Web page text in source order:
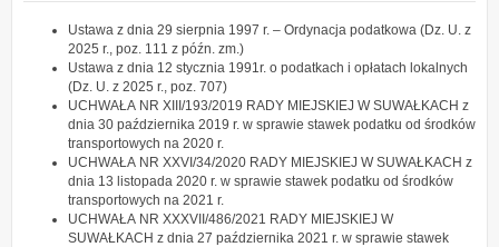
Ustawa z dnia 29 sierpnia 1997 r. – Ordynacja podatkowa (Dz. U. z
2025 r., poz. 111 z późn. zm.)
Ustawa z dnia 12 stycznia 1991r. o podatkach i opłatach lokalnych
(Dz. U. z 2025 r., poz. 707)
UCHWAŁA NR XIII/193/2019 RADY MIEJSKIEJ W SUWAŁKACH z
dnia 30 października 2019 r. w sprawie stawek podatku od środków
transportowych na 2020 r.
UCHWAŁA NR XXVI/34/2020 RADY MIEJSKIEJ W SUWAŁKACH z
dnia 13 listopada 2020 r. w sprawie stawek podatku od środków
transportowych na 2021 r.
UCHWAŁA NR XXXVII/486/2021 RADY MIEJSKIEJ W
SUWAŁKACH z dnia 27 października 2021 r. w sprawie stawek